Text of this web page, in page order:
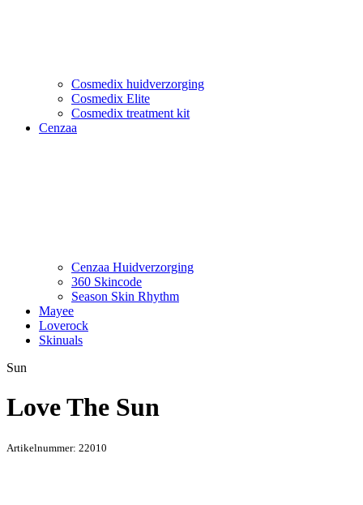
Cosmedix huidverzorging
Cosmedix Elite
Cosmedix treatment kit
Cenzaa
Cenzaa Huidverzorging
360 Skincode
Season Skin Rhythm
Mayee
Loverock
Skinuals
Sun
Love The Sun
Artikelnummer: 22010